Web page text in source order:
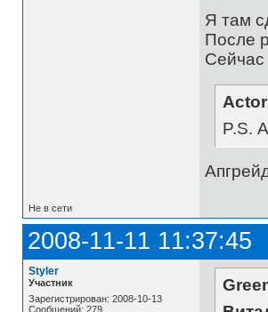
Я там
После
Сейчас
P.S.
Не в сети
2008-11-11 11:37:45
Styler
Участник
Зарегистрирован: 2008-10-13
Сообщений: 279